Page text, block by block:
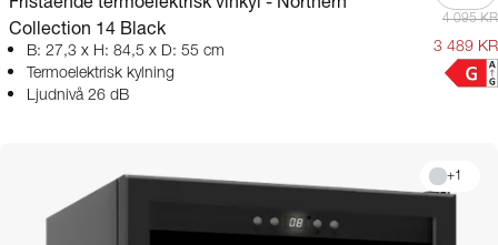
Collection 14 Black
B: 27,3 x H: 84,5 x D: 55 cm
Termoelektrisk kylning
Ljudnivå 26 dB
4 095 KR
3 489 KR
+1